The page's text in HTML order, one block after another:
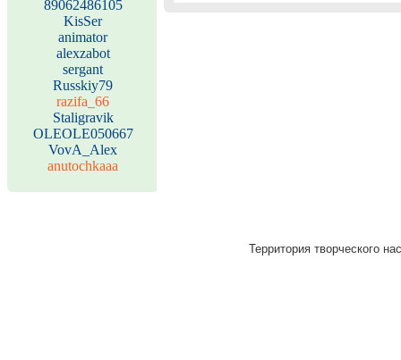
89062486105
KisSer
animator
alexzabot
sergant
Russkiy79
razifa_66
Staligravik
OLEOLE050667
VovA_Alex
anutochkaaa
Территория творческого